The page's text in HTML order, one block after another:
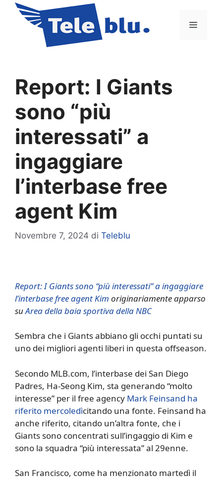
contenuto
Menu
Report: I Giants
sono “più
interessati” a
ingaggiare
l’interbase free
agent Kim
Novembre 7, 2024 di Teleblu
Report: I Giants sono “più interessati” a ingaggiare
l’interbase free agent Kim originariamente apparso
suArea della baia sportiva della NBC
Sembra che i Giants abbiano gli occhi puntati su
uno dei migliori agenti liberi in questa offseason.
Secondo MLB.com, l’interbase dei San Diego
Padres, Ha-Seong Kim, sta generando “molto
interesse” per il free agency Mark Feinsand ha
riferito mercoledìcitando una fonte. Feinsand ha
anche riferito, citando un’altra fonte, che i
Giants sono concentrati sull’ingaggio di Kim e
sono la squadra “più interessata” al 29enne.
San Francisco, come ha menzionato martedì il